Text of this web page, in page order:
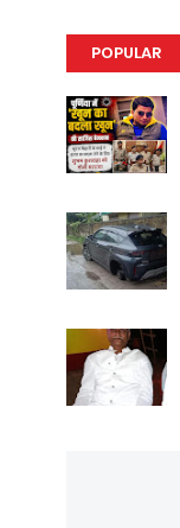
POPULAR